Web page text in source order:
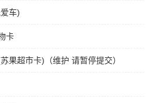
车)
卡
果超市卡)（维护 请暂停提交）